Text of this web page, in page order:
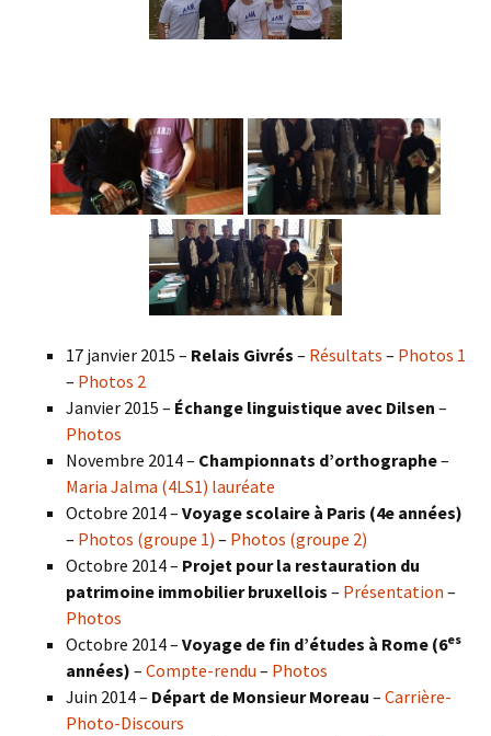
17 janvier 2015 – Relais Givrés – Résultats – Photos 1
– Photos 2
Janvier 2015 – Échange linguistique avec Dilsen –
Photos
Novembre 2014 – Championnats d’orthographe–
Maria Jalma (4LS1) lauréate
Octobre 2014 – Voyage scolaire à Paris (4e années)
– Photos (groupe 1) – Photos (groupe 2)
Octobre 2014 – Projet pour la restauration du
patrimoine immobilier bruxellois – Présentation –
Photos
Octobre 2014 – Voyage de fin d’études à Rome (6es
années) – Compte-rendu – Photos
Juin 2014 – Départ de Monsieur Moreau – Carrière-
Photo-Discours